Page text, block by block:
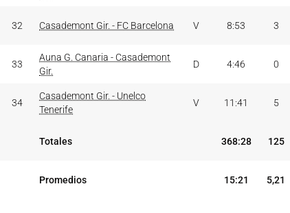
32 Casademont Gir. - FC Barcelona V 8:53 3
33
Auna G. Canaria - Casademont
Gir.
D 4:46 0
34
Casademont Gir. - Unelco
Tenerife
V 11:41 5
Totales 368:28 125
Promedios 15:21 5,21